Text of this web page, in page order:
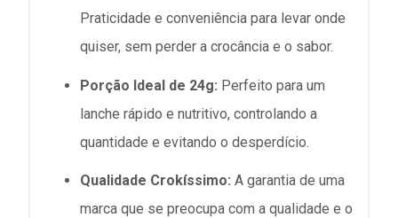
Praticidade e conveniência para levar onde
quiser, sem perder a crocância e o sabor.
Porção Ideal de 24g: Perfeito para um
lanche rápido e nutritivo, controlando a
quantidade e evitando o desperdício.
Qualidade Crokíssimo: A garantia de uma
marca que se preocupa com a qualidade e o